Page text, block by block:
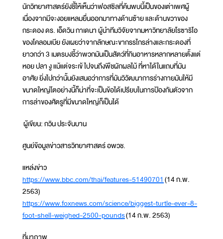
นักวิทยาศาสตร์ยังชี้ให้เห็นว่าฟอสซิลที่ค้นพบนี้เป็นของเต่าเพศผู้
เนื่องจากมีจะงอยแหลมยื่นออกมาทางด้านซ้าย และด้านขวาของ
กระดอง ดร. เอ็ดวิน กาเดนา ผู้นำทีมวิจัยจากมหาวิทยาลัยโรซาริโอ
ของโคลอมเบีย ยังเผยว่าจากลักษณะขากรรไกรล่างและกระดองที่
ยาวกว่า 3 เมตรบงชี้ว่าพวกมันเป็นสัตว์ที่กินอาหารหลากหลายตั้งแต่
หอย ปลา งู แม้แต่จระเข้ ไปจนถึงพืชผักผลไม้ ที่หาได้ในแถบที่มัน
อาศัย ยิ่งไปกว่านั้นยังเสนอว่าการที่มันวิวัฒนาการร่างกายมันให้มี
ขนาดใหญ่โตอย่างนี้ก็น่าที่จะเป็นข้อได้เปรียบในการป้องกันตัวจาก
การล่าของศัตรูที่มีขนาดใหญ่ก็เป็นได้
ผู้เขียน: กวิน ประจันบาน
ศูนย์ข้อมูลข่าวสารวิทยาศาสตร์ อพวช.
แหล่งข่าว
https://www.bbc.com/thai/features-51490701(14 ก.พ.
2563)
https://www.foxnews.com/science/biggest-turtle-ever-8-
foot-shell-weighed-2500-pounds(14 ก.พ. 2563)